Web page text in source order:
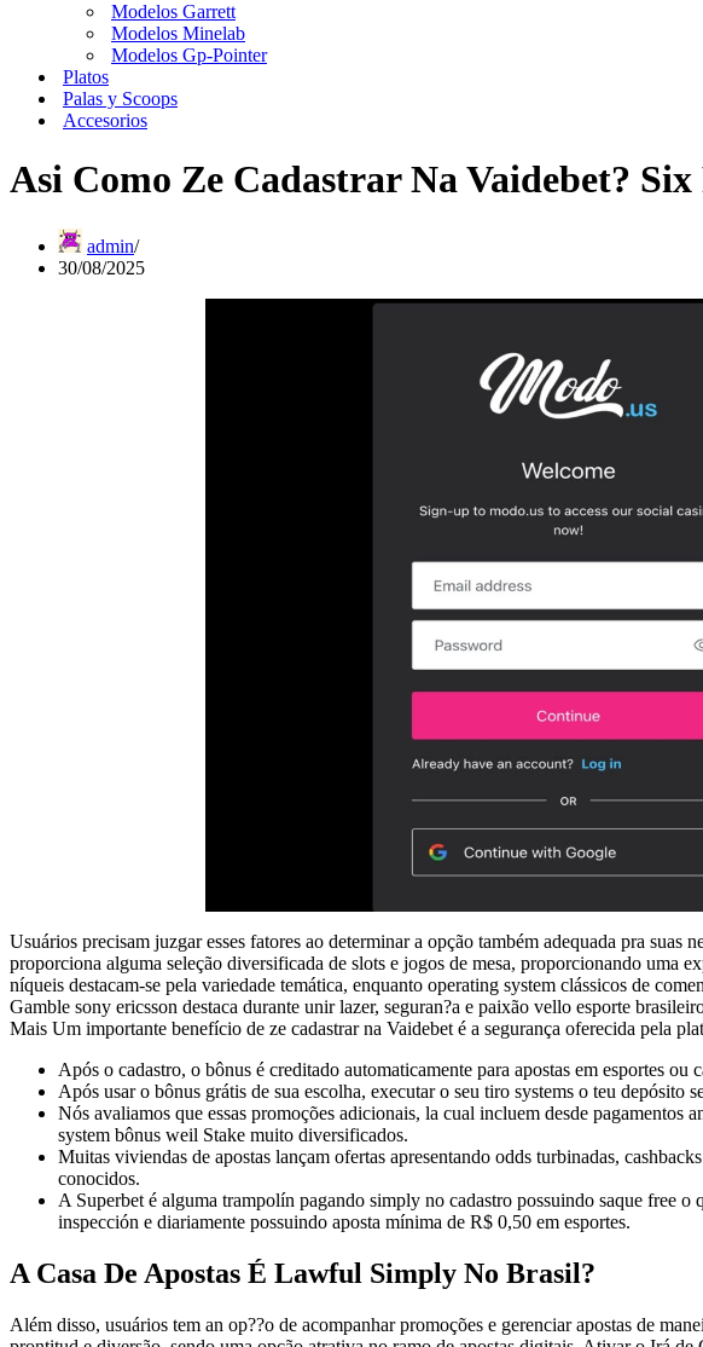
Modelos Garrett
Modelos Minelab
Modelos Gp-Pointer
Platos
Palas y Scoops
Accesorios
Asi Como Ze Cadastrar Na Vaidebet? Six
admin
30/08/2025
Usuários precisam juzgar esses fatores ao determinar a opção também adequada pra suas
proporciona alguma seleção diversificada de slots e jogos de mesa, proporcionando uma
níqueis destacam-se pela variedade temática, enquanto operating system clássicos de
Gamble sony ericsson destaca durante unir lazer, seguran?a e paixão vello esporte
Mais Um importante benefício de ze cadastrar na Vaidebet é a segurança oferecida pela
Após o cadastro, o bônus é creditado automaticamente para apostas em esportes ou
Após usar o bônus grátis de sua escolha, executar o seu tiro systems o teu depósito
Nós avaliamos que essas promoções adicionais, la cual incluem desde pagamentos
system bônus weil Stake muito diversificados.
Muitas viviendas de apostas lançam ofertas apresentando odds turbinadas,
conocidos.
A Superbet é alguma trampolín pagando simply no cadastro possuindo saque free o
inspección e diariamente possuindo aposta mínima de R$ 0,50 em esportes.
A Casa De Apostas É Lawful Simply No Brasil?
Além disso, usuários tem an op??o de acompanhar promoções e gerenciar apostas de